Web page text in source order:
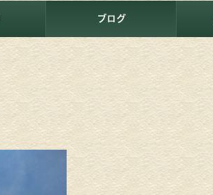
ブログ